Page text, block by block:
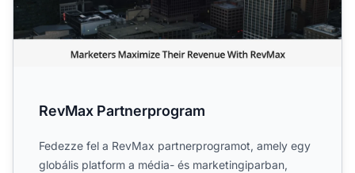
RevMax Partnerprogram
Fedezze fel a RevMax partnerprogramot, amely egy
globális platform a média- és marketingiparban,